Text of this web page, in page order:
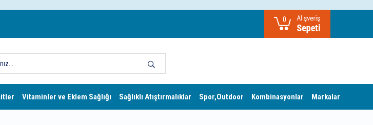
0
Vitaminler ve Eklem Sağlığı Sağlıklı Atıştırmalıklar Spor,Outdoor Kombinasyonlar Markalar